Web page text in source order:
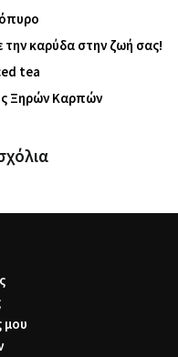
την καρύδα στην ζωή σας!
tea
Ξηρών Καρπών
μου